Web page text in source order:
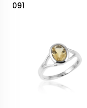
091